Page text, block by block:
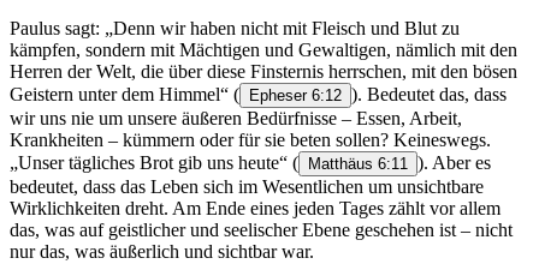
Paulus sagt: „Denn wir haben nicht mit Fleisch und Blut zu
kämpfen, sondern mit Mächtigen und Gewaltigen, nämlich mit den
Herren der Welt, die über diese Finsternis herrschen, mit den bösen
Geistern unter dem Himmel“ ( Epheser 6:12 ). Bedeutet das, dass
wir uns nie um unsere äußeren Bedürfnisse – Essen, Arbeit,
Krankheiten – kümmern oder für sie beten sollen? Keineswegs.
„Unser tägliches Brot gib uns heute“ ( Matthäus 6:11 ). Aber es
bedeutet, dass das Leben sich im Wesentlichen um unsichtbare
Wirklichkeiten dreht. Am Ende eines jeden Tages zählt vor allem
das, was auf geistlicher und seelischer Ebene geschehen ist – nicht
nur das, was äußerlich und sichtbar war.